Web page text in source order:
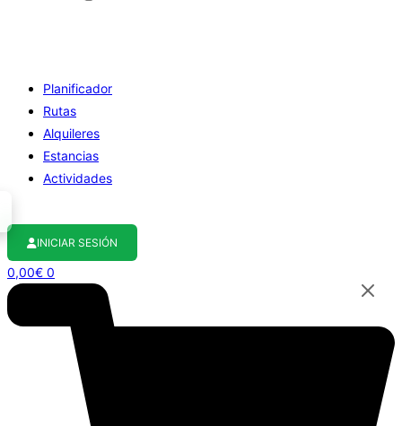
Planificador
Rutas
Alquileres
Estancias
Actividades
INICIAR SESIÓN
0,00€ 0